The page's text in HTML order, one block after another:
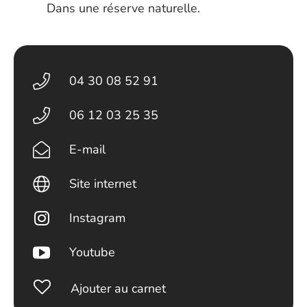
Dans une réserve naturelle.
04 30 08 52 91
06 12 03 25 35
E-mail
Site internet
Instagram
Youtube
Ajouter au carnet